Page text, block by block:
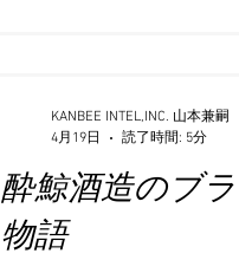
例では、単にストーリーを
観そのものをブランド資産
れは、現在のラグジュア
ライフスタイルブランド、
る、非常に重要な考え方で
酔鯨酒造のブ
物語
KANBEE INTEL,INC. 山本兼嗣
4月19日
読了時間: 5分